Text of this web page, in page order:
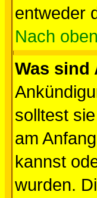
entweder
Nach oben
Was sind
solltest
am
kannst
wurden.